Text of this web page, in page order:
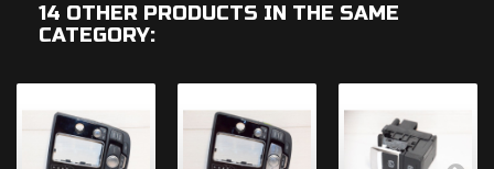
14 OTHER PRODUCTS IN THE SAME
CATEGORY: